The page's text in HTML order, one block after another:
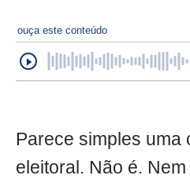
ouça este conteúdo
Parece simples uma
eleitoral. Não é.